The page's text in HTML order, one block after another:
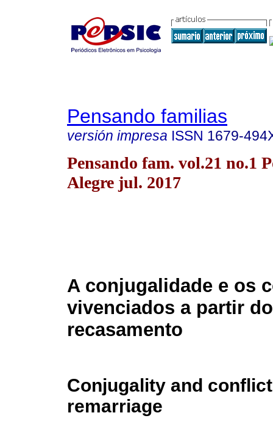
Pensando familias
versión impresa ISSN 1679-
Pensando fam. vol.21 no.1
Alegre jul. 2017
A conjugalidade e os
vivenciados a partir do
recasamento
Conjugality and
remarriage